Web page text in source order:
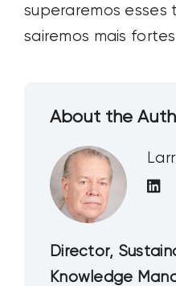
superaremos esses
sairemos mais
About the
Director,
Knowledge